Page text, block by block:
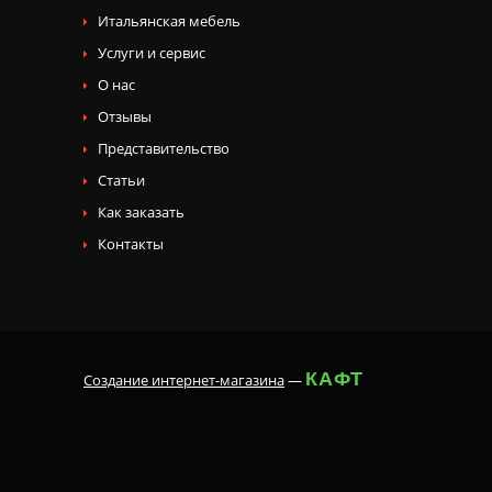
Итальянская мебель
Услуги и сервис
О нас
Отзывы
Представительство
Статьи
Как заказать
Контакты
Создание интернет-магазина— КАФТ